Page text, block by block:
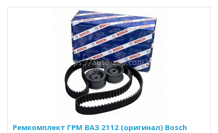
Ремкомплект ГРМ ВАЗ 2112 (оригинал) Bosch